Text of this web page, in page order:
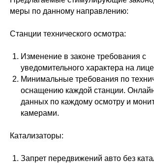
меры по данному направлению:
Станции технического осмотра:
Изменение в законе требования с
уведомительного характера на
Минимальные требования по
оснащению каждой станции.
данных по каждому осмотру и
камерами.
Катализаторы:
Запрет передвижений авто без